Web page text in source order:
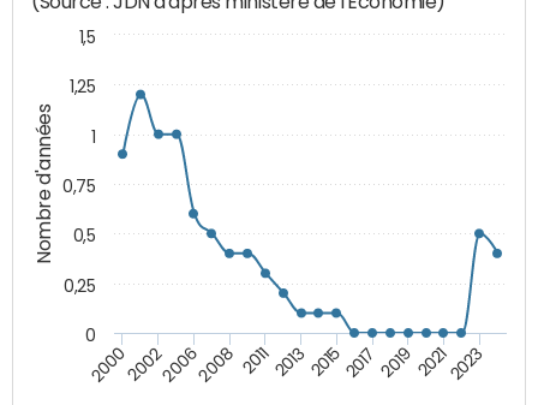
Nombre d'années
2000200220062008 20112013 20152017 2019 20212023
0
0,25
0,5
0,75
1
1,25
1,5